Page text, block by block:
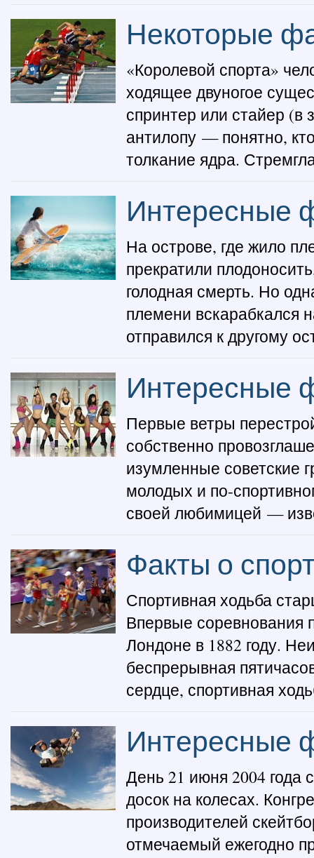
Некоторые
«Королевой спорта»
ходящее двуногое
спринтер или стайер (в
антилопу — понятно,
толкание ядра.
Интересные
На острове, где жило
прекратили
голодная смерть. Но
племени вскарабкался
отправился к другому
Интересные
Первые ветры
собственно
изумленные советские
молодых и по-
своей любимицей —
Факты о
Спортивная ходьба
Впервые соревнования
Лондоне в 1882 году.
беспрерывная
сердце, спортивная
Интересные
День 21 июня 2004 года
досок на колесах.
производителей
отмечаемый ежегодно